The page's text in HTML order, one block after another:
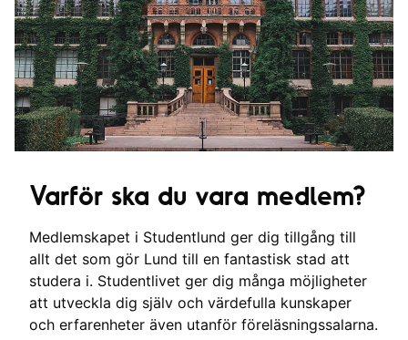
Varför ska du vara medlem?
Medlemskapet i Studentlund ger dig tillgång till
allt det som gör Lund till en fantastisk stad att
studera i. Studentlivet ger dig många möjligheter
att utveckla dig själv och värdefulla kunskaper
och erfarenheter även utanför föreläsningssalarna.